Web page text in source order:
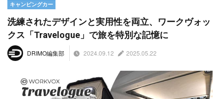
キャンピングカー
洗練されたデザインと実用性を両立、ワークヴォッ
クス「Travelogue」で旅を特別な記憶に
DRIMO編集部 2024.09.12 2025.05.22